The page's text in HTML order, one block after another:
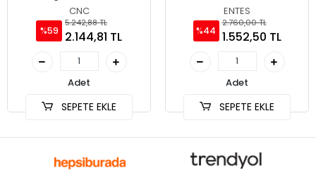
CNC
%59
5.242,88 TL
2.144,81 TL
Adet
SEPETE EKLE
ENTES
%44
2.760,00 TL
1.552,50 TL
Adet
SEPETE EKLE